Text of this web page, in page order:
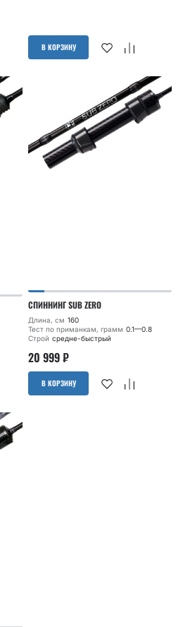
В КОРЗИНУ
СПИННИНГ SUB ZERO
Длина, см 160
Тест по приманкам, грамм 0.1—0.8
Строй средне-быстрый
20 999₽
В КОРЗИНУ